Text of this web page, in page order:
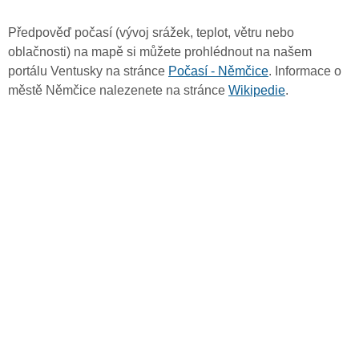
Předpověď počasí (vývoj srážek, teplot, větru nebo
oblačnosti) na mapě si můžete prohlédnout na našem
portálu Ventusky na stránce Počasí - Němčice. Informace o
městě Němčice nalezenete na stránce Wikipedie.